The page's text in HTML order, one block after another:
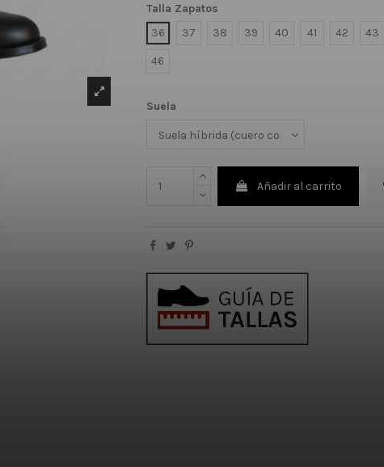
Talla Zapatos
36
37 38 39 40 41 42 43
46
Suela
Añadir al carrito